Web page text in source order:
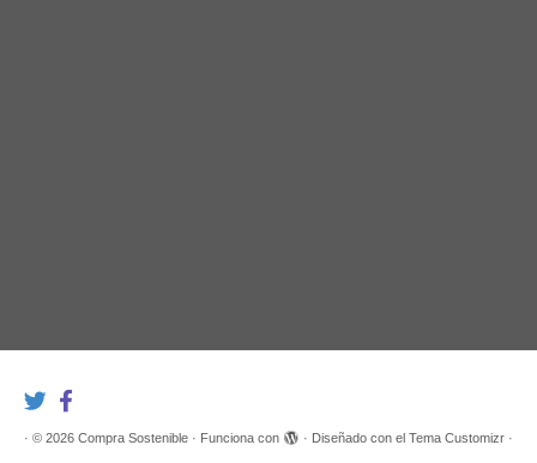
· © 2026 Compra Sostenible · Funciona con · Diseñado con el Tema Customizr ·